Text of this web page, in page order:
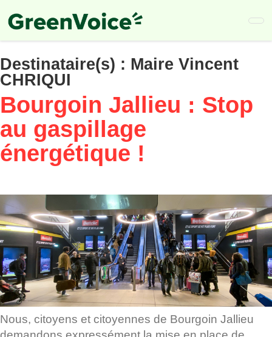
to
main
Destinataire(s) : Maire Vincent
CHRIQUI
Bourgoin Jallieu : Stop
au gaspillage
énergétique !
Nous, citoyens et citoyennes de Bourgoin Jallieu